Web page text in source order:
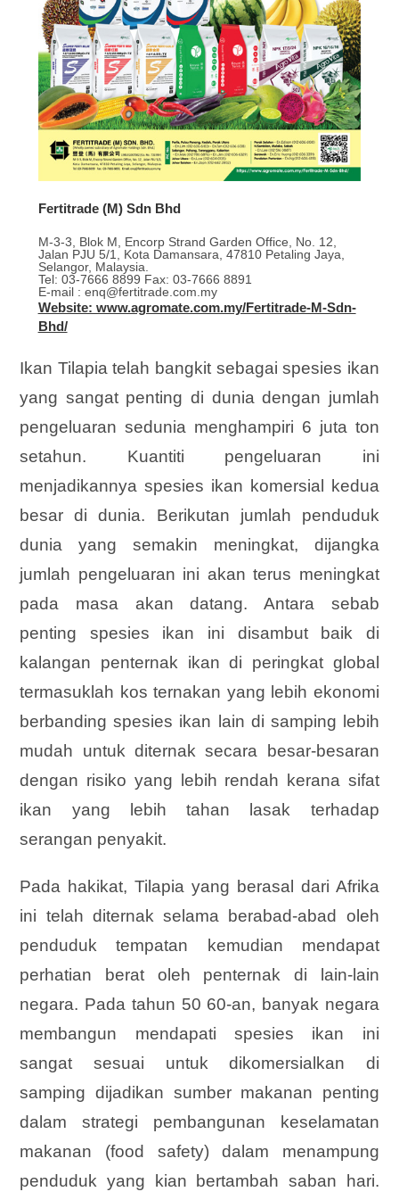
Fertitrade (M) Sdn Bhd
M-3-3, Blok M, Encorp Strand Garden Office, No. 12,
Jalan PJU 5/1, Kota Damansara, 47810 Petaling Jaya,
Selangor, Malaysia.
Tel: 03-7666 8899 Fax: 03-7666 8891
E-mail : enq@fertitrade.com.my
Website: www.agromate.com.my/Fertitrade-M-Sdn-
Bhd/
Ikan Tilapia telah bangkit sebagai spesies ikan
yang sangat penting di dunia dengan jumlah
pengeluaran sedunia menghampiri 6 juta ton
setahun. Kuantiti pengeluaran ini
menjadikannya spesies ikan komersial kedua
besar di dunia. Berikutan jumlah penduduk
dunia yang semakin meningkat, dijangka
jumlah pengeluaran ini akan terus meningkat
pada masa akan datang. Antara sebab
penting spesies ikan ini disambut baik di
kalangan penternak ikan di peringkat global
termasuklah kos ternakan yang lebih ekonomi
berbanding spesies ikan lain di samping lebih
mudah untuk diternak secara besar-besaran
dengan risiko yang lebih rendah kerana sifat
ikan yang lebih tahan lasak terhadap
serangan penyakit.
Pada hakikat, Tilapia yang berasal dari Afrika
ini telah diternak selama berabad-abad oleh
penduduk tempatan kemudian mendapat
perhatian berat oleh penternak di lain-lain
negara. Pada tahun 50 60-an, banyak negara
membangun mendapati spesies ikan ini
sangat sesuai untuk dikomersialkan di
samping dijadikan sumber makanan penting
dalam strategi pembangunan keselamatan
makanan (food safety) dalam menampung
penduduk yang kian bertambah saban hari.